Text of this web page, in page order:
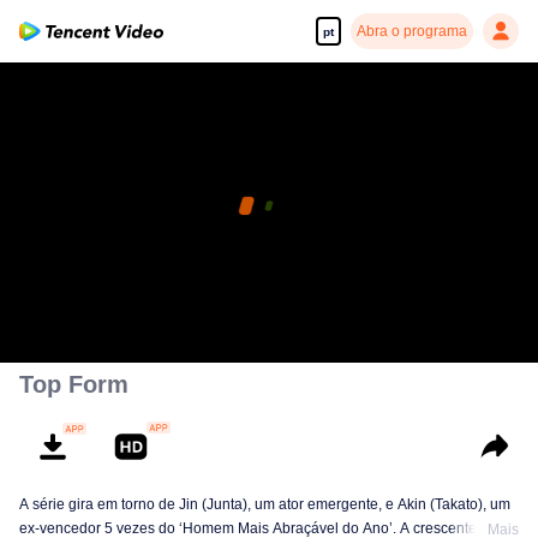
pt Abra o programa
Top Form
A série gira em torno de Jin (Junta), um ator emergente, e Akin (Takato), um
ex-vencedor 5 vezes do ‘Homem Mais Abraçável do Ano’. A crescente
Mais